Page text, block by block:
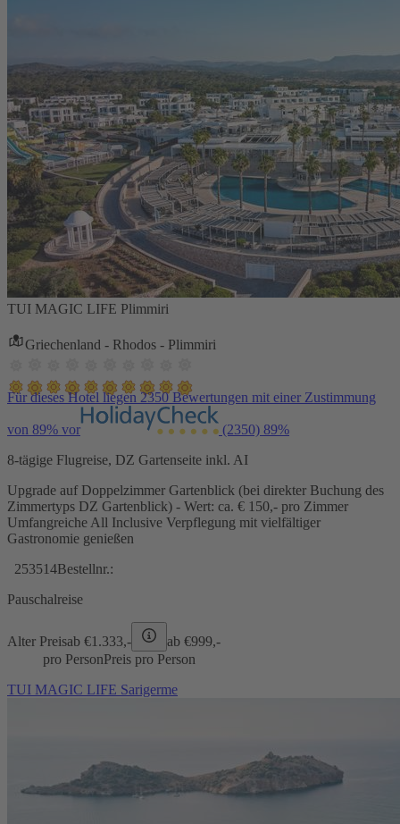
TUI MAGIC LIFE Plimmiri
Griechenland - Rhodos - Plimmiri
Für dieses Hotel liegen 2350 Bewertungen mit einer Zustimmung
von 89% vor (2350) 89%
8-tägige Flugreise, DZ Gartenseite inkl. AI
Upgrade auf Doppelzimmer Gartenblick (bei direkter Buchung des
Zimmertyps DZ Gartenblick) - Wert: ca. € 150,- pro Zimmer
Umfangreiche All Inclusive Verpflegung mit vielfältiger
Gastronomie genießen
253514Bestellnr.:
Pauschalreise
Alter Preisab €1.333,- ab €999,-
pro PersonPreis pro Person
TUI MAGIC LIFE Sarigerme